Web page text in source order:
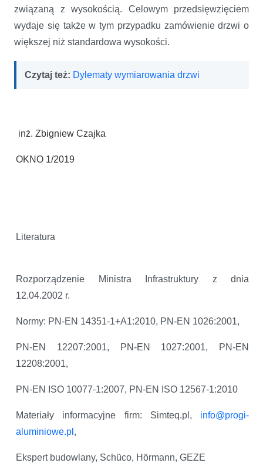
związaną z wysokością. Celowym przedsięwzięciem
wydaje się także w tym przypadku zamówienie drzwi o
większej niż standardowa wysokości.
Czytaj też: Dylematy wymiarowania drzwi
inż. Zbigniew Czajka
OKNO 1/2019
Literatura
Rozporządzenie Ministra Infrastruktury z dnia
12.04.2002 r.
Normy: PN-EN 14351-1+A1:2010, PN-EN 1026:2001,
PN-EN 12207:2001, PN-EN 1027:2001, PN-EN
12208:2001,
PN-EN ISO 10077-1:2007, PN-EN ISO 12567-1:2010
Materiały informacyjne firm: Simteq.pl, info@progi-
aluminiowe.pl ,
Ekspert budowlany, Schüco, Hörmann, GEZE